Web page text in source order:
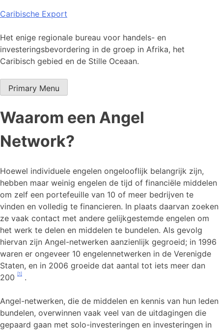
Skip
content
Caribische Export
Het enige regionale bureau voor handels- en
investeringsbevordering in de groep in Afrika, het
Caribisch gebied en de Stille Oceaan.
Primary Menu
Waarom een Angel
Network?
Hoewel individuele engelen ongelooflijk belangrijk zijn,
hebben maar weinig engelen de tijd of financiële middelen
om zelf een portefeuille van 10 of meer bedrijven te
vinden en volledig te financieren. In plaats daarvan zoeken
ze vaak contact met andere gelijkgestemde engelen om
het werk te delen en middelen te bundelen. Als gevolg
hiervan zijn Angel-netwerken aanzienlijk gegroeid; in 1996
waren er ongeveer 10 engelennetwerken in de Verenigde
Staten, en in 2006 groeide dat aantal tot iets meer dan
200
[1] .
Angel-netwerken, die de middelen en kennis van hun leden
bundelen, overwinnen vaak veel van de uitdagingen die
gepaard gaan met solo-investeringen en investeringen in